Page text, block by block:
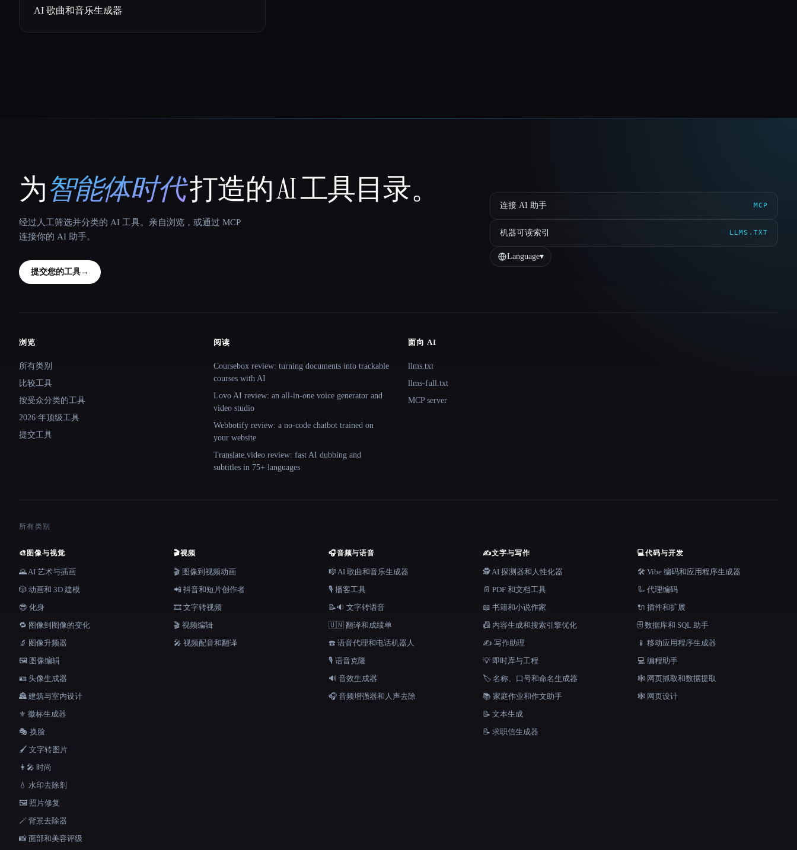
AI 歌曲和音乐生成器
That AI Collection
为智能体时代打造的 AI 工具目录。
经过人工筛选并分类的 AI 工具。亲自浏览，或通过 MCP
连接你的 AI 助手。
提交您的工具→
连接 AI 助手 MCP
机器可读索引 LLMS.TXT
Language▾
Site navigation
浏览
所有类别
比较工具
按受众分类的工具
2026 年顶级工具
提交工具
阅读
Coursebox review: turning documents into trackable
courses with AI
Lovo AI review: an all-in-one voice generator and
video studio
Webbotify review: a no-code chatbot trained on
your website
Translate.video review: fast AI dubbing and
subtitles in 75+ languages
面向 AI
llms.txt
llms-full.txt
MCP server
所有类别
🎨 图像与视觉
🌄 AI 艺术与插画
🎲 动画和 3D 建模
😎 化身
🔁 图像到图像的变化
🔬 图像升频器
🖼️ 图像编辑
🪪 头像生成器
🏯 建筑与室内设计
⚜️ 徽标生成器
🎭 换脸
🖌️ 文字转图片
👩‍🎤 时尚
💧 水印去除剂
🖼️ 照片修复
🪄 背景去除器
📸 面部和美容评级
🎬视频
🎬 图像到视频动画
📲 抖音和短片创作者
🎞️ 文字转视频
🎬 视频编辑
🎤 视频配音和翻译
🎧音频与语音
🎼 AI 歌曲和音乐生成器
🎙️ 播客工具
📝🔉 文字转语音
🇺🇳 翻译和成绩单
☎️ 语音代理和电话机器人
🎙️ 语音克隆
🔊 音效生成器
🎧 音频增强器和人声去除
✍️文字与写作
🕵️ AI 探测器和人性化器
📄 PDF 和文档工具
📖 书籍和小说作家
📠 内容生成和搜索引擎优化
✍️ 写作助理
💡 即时库与工程
🏷️ 名称、口号和命名生成器
📚 家庭作业和作文助手
📝 文本生成
📝 求职信生成器
💻代码与开发
🛠️ Vibe 编码和应用程序生成器
🦾 代理编码
🔌 插件和扩展
🗄️ 数据库和 SQL 助手
📱 移动应用程序生成器
💻 编程助手
🕸️ 网页抓取和数据提取
🕸 网页设计